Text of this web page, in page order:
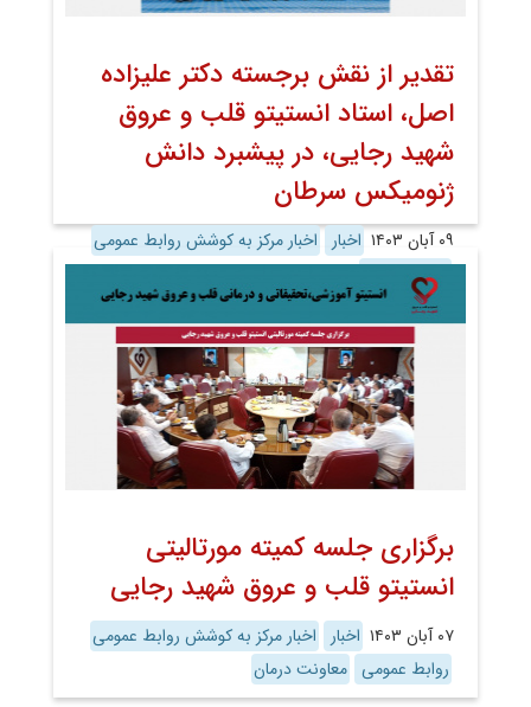
تقدیر از نقش برجسته دکتر علیزاده
اصل، استاد انستیتو قلب و عروق
شهید رجایی، در پیشبرد دانش
ژنومیکس سرطان
۰۹ آبان ۱۴۰۳ اخبار
اخبار مرکز به کوشش روابط عمومی
روابط عمومی
برگزاری جلسه کمیته مورتالیتی
انستیتو قلب و عروق شهید رجایی
۰۷ آبان ۱۴۰۳ اخبار
اخبار مرکز به کوشش روابط عمومی
روابط عمومی معاونت درمان